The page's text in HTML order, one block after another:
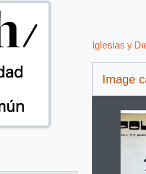
Iglesias y
Image